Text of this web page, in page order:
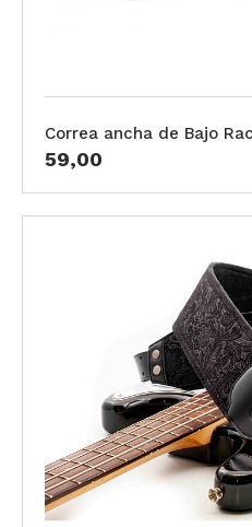
Correa ancha de Bajo
59,00